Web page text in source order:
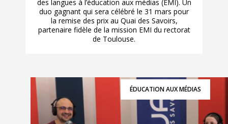
des langues à l’éducation aux médias (EMI). Un
duo gagnant qui sera célébré le 31 mars pour
la remise des prix au Quai des Savoirs,
partenaire fidèle de la mission EMI du rectorat
de Toulouse.
ÉDUCATION AUX MÉDIAS